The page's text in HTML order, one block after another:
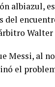
albiazul,
del
Walter
Messi, al
el